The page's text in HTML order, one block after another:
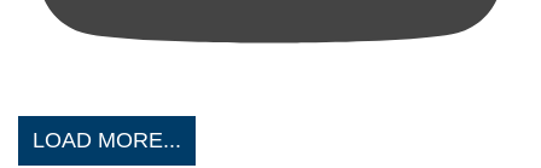
LOAD MORE...